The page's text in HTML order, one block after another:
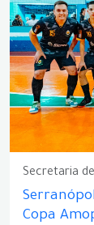
Secretaria
Copa